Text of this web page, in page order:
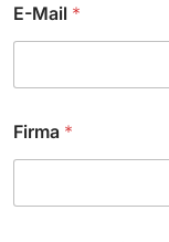
E-Mail *
Firma *